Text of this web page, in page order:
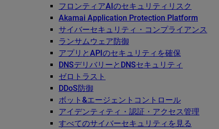
フロンティアAIのセキュリティリスク
Akamai Application Protection Platform
サイバーセキュリティ・コンプライアンス
ランサムウェア防御
アプリとAPIのセキュリティを確保
DNSデリバリーとDNSセキュリティ
ゼロトラスト
DDoS防御
ボット&エージェントコントロール
アイデンティティ・認証・アクセス管理
すべてのサイバーセキュリティを見る